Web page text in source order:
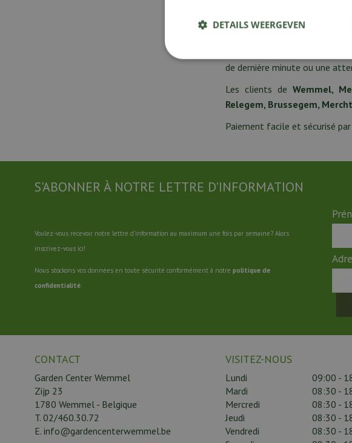
Vous cherchez un bouquet
acheter des fleurs fraîches à
Notre distributeur est
de dernière minute ou une
Les clients de Wemmel,
Relegem, Brussegem,
Paiement facile et sécurisé
S'ABONNER À NOTRE LETTRE D'INFORMATION
Voulez-vous recevoir notre lettre d'information au maximum une fois par semaine? Alors
inscrivez-vous ici!
Nous stockons vos données en toute sécurité conformément à notre politique de
confidentialité.
CONTACT
Garden Center Wemmel
Zijp 23
1780 Wemmel - Belgique
T. 02/460.30.72
E. info@gardencenterwemmel.be
VISITEZ-NOUS
Lundi
09:00 -
Mardi
08:30 -
Mercredi
08:30 -
Jeudi
08:30 -
Vendredi
08:30 -
DETAILS WEERGEVEN